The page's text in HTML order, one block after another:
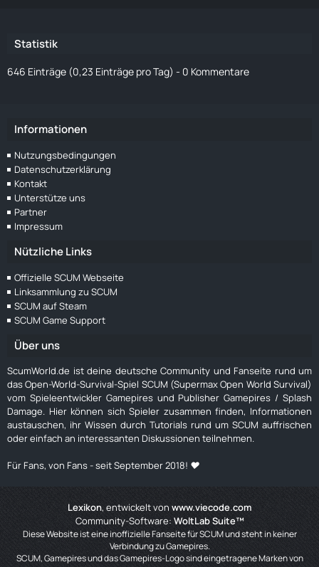
Statistik
646 Einträge (0,23 Einträge pro Tag) - 0 Kommentare
Informationen
Nutzungsbedingungen
Datenschutzerklärung
Kontakt
Unterstütze uns
Partner
Impressum
Nützliche Links
Offizielle SCUM Webseite
Linksammlung zu SCUM
SCUM auf Steam
SCUM Game Support
Über uns
ScumWorld.de ist deine deutsche Community und Fanseite rund um
das Open-World-Survival-Spiel SCUM (Supermax Open World Survival)
vom Spieleentwickler Gamepires und Publisher Gamepires / Splash
Damage. Hier können sich Spieler zusammen finden, Informationen
austauschen, ihr Wissen durch Tutorials rund um SCUM auffrischen
oder einfach an interessanten Diskussionen teilnehmen.
Für Fans, von Fans - seit September 2018! ❤️
Lexikon, entwickelt von www.viecode.com
Community-Software: WoltLab Suite™
Diese Website ist eine inoffizielle Fanseite für SCUM und steht in keiner
Verbindung zu Gamepires.
SCUM, Gamepires und das Gamepires-Logo sind eingetragene Marken von